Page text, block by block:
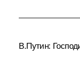
В.Путин: